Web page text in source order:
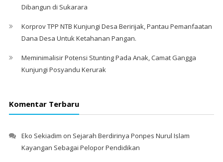
Dibangun di Sukarara
Korprov TPP NTB Kunjungi Desa Beririjak, Pantau Pemanfaatan
Dana Desa Untuk Ketahanan Pangan.
Meminimalisir Potensi Stunting Pada Anak, Camat Gangga
Kunjungi Posyandu Kerurak
Komentar Terbaru
Eko Sekiadim on Sejarah Berdirinya Ponpes Nurul Islam
Kayangan Sebagai Pelopor Pendidikan